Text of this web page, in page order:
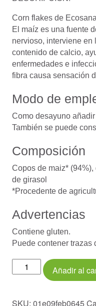
Corn flakes de
El maíz es una fuente
nervioso, interviene en
contenido de calcio,
enfermedades e
fibra causa sensación
Modo de
Como desayuno
También se puede
Composición
Copos de maiz*
de girasol
*Procedente de
Advertencias
Contiene gluten.
Puede contener trazas
CORN
FLAKES
320g.
Añadir al
SKU: 01e09feb0645